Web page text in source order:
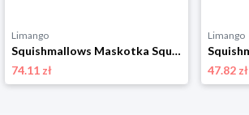
Limango
Squishmallows Maskotka Squishmallows "Harvey" - 3+ rozmiar: onesize
74.11 zł
Limango
47.82 zł